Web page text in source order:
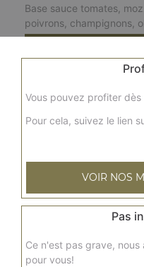
Base sauce tomates,
poivrons, champignons,
napolitaine xl
tomates, olives, origan
reblochonne
Base sauce tomates,
Vous pouvez profiter
Pour cela, suivez le lien
VOIR NOS
Pas
Ce n'est pas grave,
pour vous!